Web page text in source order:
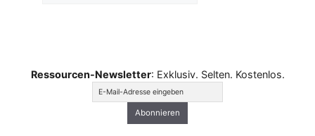
Ressourcen-Newsletter: Exklusiv. Selten. Kostenlos.